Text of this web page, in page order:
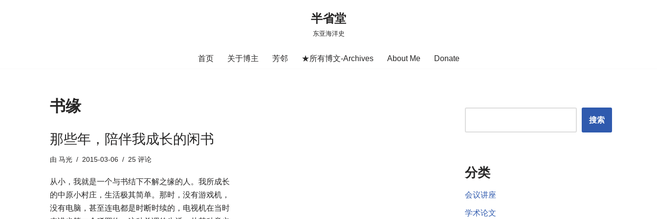
半省堂
东亚海洋史
首页 关于博主 芳邻 ★所有博文-Archives About Me Donate
书缘
那些年，陪伴我成长的闲书
由 马光 2015-03-06 25 评论
从小，我就是一个与书结下不解之缘的人。我所成长
的中原小村庄，生活极其简单。那时，没有游戏机，
没有电脑，甚至连电都是时断时续的，电视机在当时
搜索
分类
会议讲座
学术论文